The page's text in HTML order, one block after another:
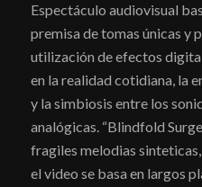
Espectáculo audiovisual
premisa de tomas únicas y
utilización de efectos
en la realidad cotidiana, la
y la simbiosis entre los
analógicas. “Blindfold
fragiles melodias
el video se basa en largos